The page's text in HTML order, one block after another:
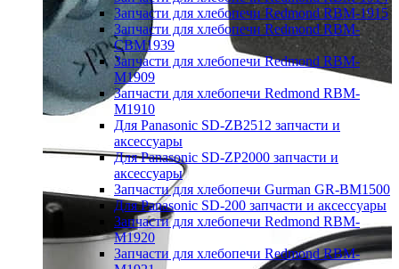
Запчасти для хлебопечи Redmond RBM-1915
Запчасти для хлебопечи Redmond RBM-
CBM1939
Запчасти для хлебопечи Redmond RBM-
M1909
Запчасти для хлебопечи Redmond RBM-
M1910
Для Panasonic SD-ZB2512 запчасти и
аксессуары
Для Panasonic SD-ZP2000 запчасти и
аксессуары
Запчасти для хлебопечи Gurman GR-BM1500
Для Panasonic SD-200 запчасти и аксессуары
Запчасти для хлебопечи Redmond RBM-
M1920
Запчасти для хлебопечи Redmond RBM-